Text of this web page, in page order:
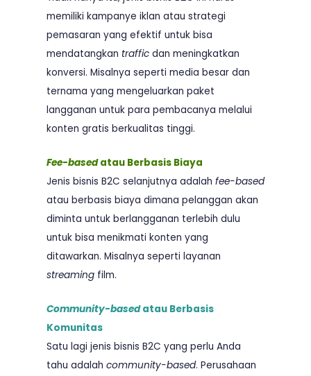
memiliki kampanye iklan atau strategi
pemasaran yang efektif untuk bisa
mendatangkan traffic dan meningkatkan
konversi. Misalnya seperti media besar dan
ternama yang mengeluarkan paket
langganan untuk para pembacanya melalui
konten gratis berkualitas tinggi.
Fee-basedatau Berbasis Biaya
Jenis bisnis B2C selanjutnya adalah fee-based
atau berbasis biaya dimana pelanggan akan
diminta untuk berlangganan terlebih dulu
untuk bisa menikmati konten yang
ditawarkan. Misalnya seperti layanan
streamingfilm.
Community-basedatau Berbasis
Komunitas
Satu lagi jenis bisnis B2C yang perlu Anda
tahu adalah community-based. Perusahaan